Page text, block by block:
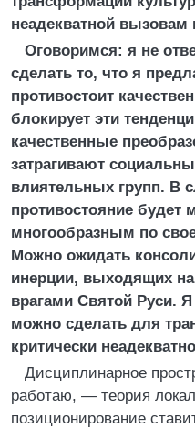
неадекватной вызовам
Оговоримся: я не
сделать то, что я
противостоит
блокирует эти
качественные
затрагивают
влиятельных групп. В
противостояние будет
многообразным по
Можно ожидать
инерции, выходящих
врагами Святой Руси.
можно сделать для
критически
Дисциплинарное
работаю, — теория
позиционирование